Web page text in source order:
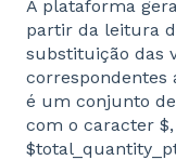
A plataforma
partir da leitura
substituição das
correspondentes
é um conjunto
com o caracter